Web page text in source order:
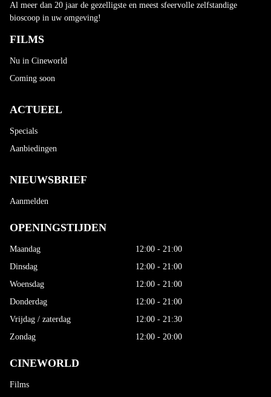
Al meer dan 20 jaar de gezelligste en meest sfeervolle zelfstandige
bioscoop in uw omgeving!
FILMS
Nu in Cineworld
Coming soon
ACTUEEL
Specials
Aanbiedingen
NIEUWSBRIEF
Aanmelden
OPENINGSTIJDEN
Maandag
12:00 - 21:00
Dinsdag
12:00 - 21:00
Woensdag
12:00 - 21:00
Donderdag
12:00 - 21:00
Vrijdag / zaterdag
12:00 - 21:30
Zondag
12:00 - 20:00
CINEWORLD
Films